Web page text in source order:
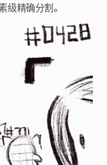
级精确分割。